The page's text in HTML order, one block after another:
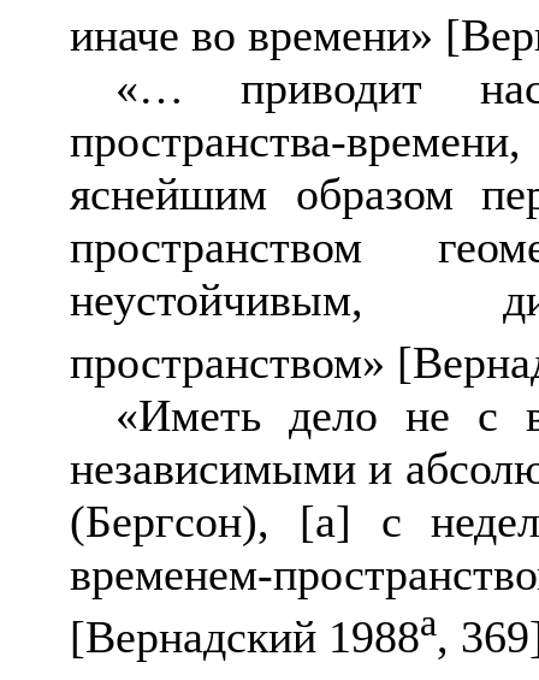
иначе во времени»
«… приводит
пространства-
яснейшим образом
пространством
неустойчивым,
пространством»
«Иметь дело не с
независимыми и
(Бергсон), [а] с
временем-
[Вернадский 1988а,